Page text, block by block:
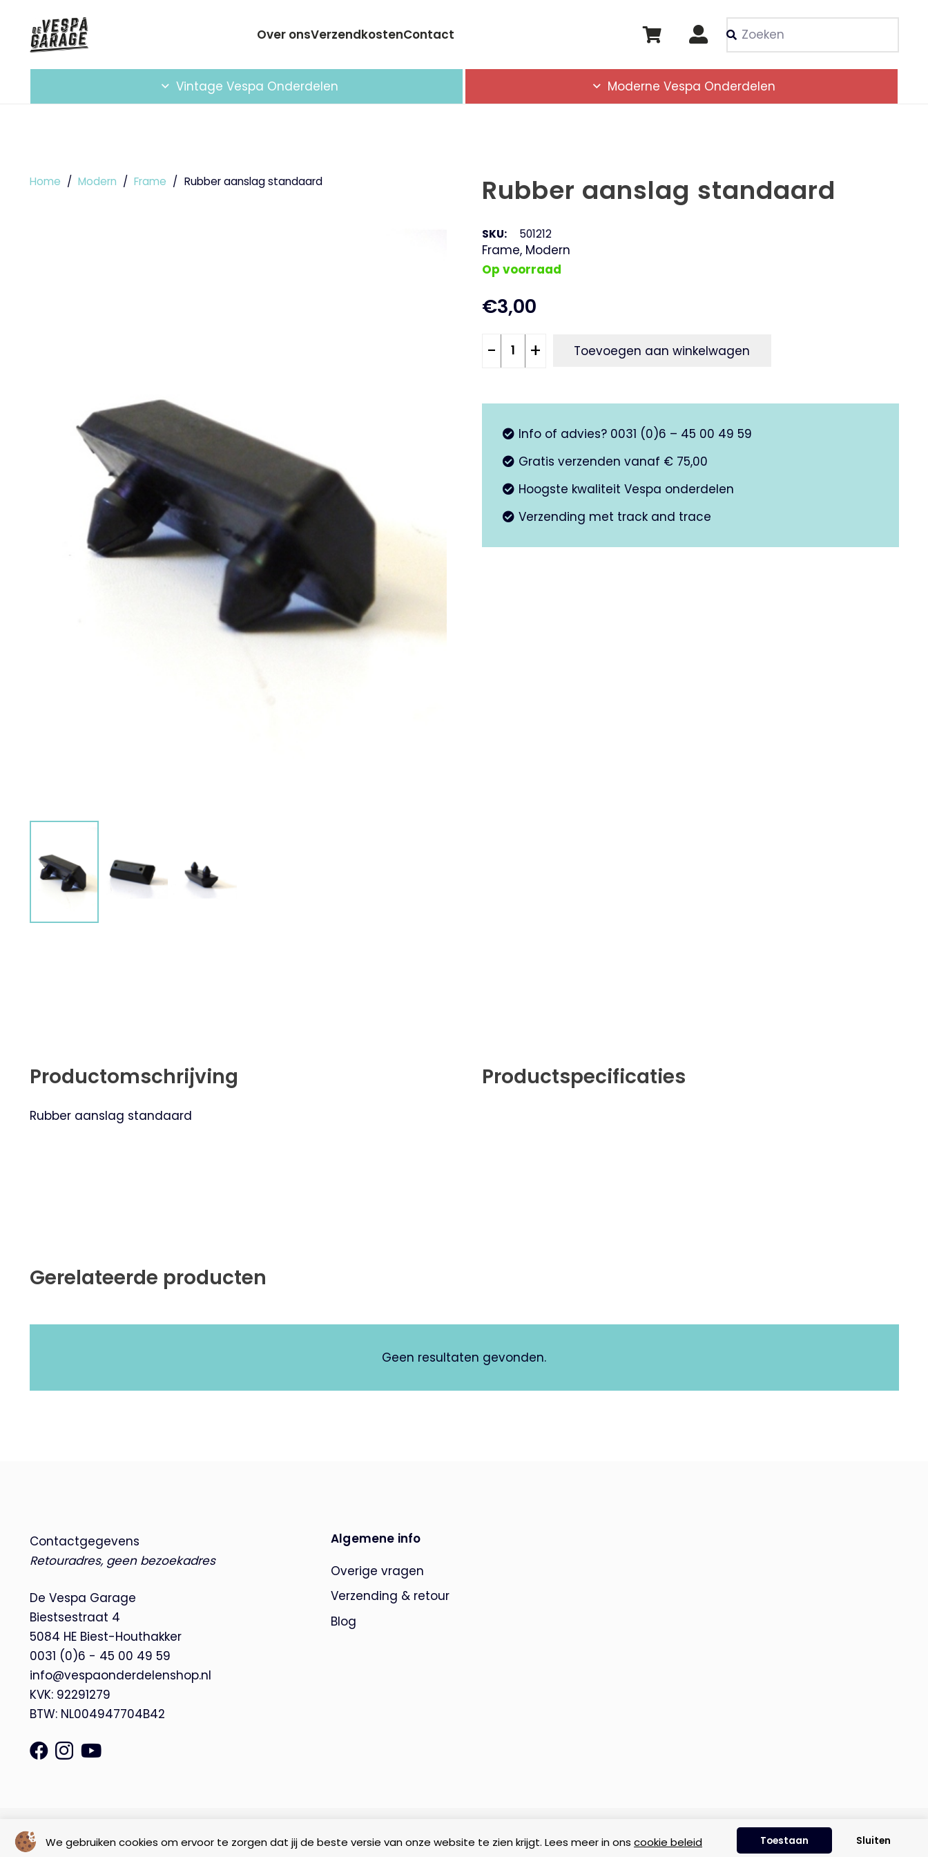
We gebruiken cookies om ervoor te zorgen dat jij de beste versie van onze website te zien krijgt. Lees meer in ons cookie beleid Toestaan Sluiten
Over onsVerzendkostenContact
Als de resultaten voor
Vintage Vespa Onderdelen Moderne Vespa Onderdelen
Home / Modern / Frame / Rubber aanslag standaard Rubber aanslag standaard
SKU: 501212
Frame, Modern
Op voorraad
€3,00
Rubber
aantal
- + Toevoegen aan winkelwagen
Info of advies? 0031 (0)6 – 45 00 49 59
Gratis verzenden vanaf € 75,00
Hoogste kwaliteit Vespa onderdelen
Verzending met track and trace
Productomschrijving
Rubber aanslag standaard
Productspecificaties
Gerelateerde producten
Geen resultaten gevonden.
Contactgegevens
Retouradres, geen bezoekadres
De Vespa Garage
Biestsestraat 4
5084 HE Biest-Houthakker
0031 (0)6 - 45 00 49 59
info@vespaonderdelenshop.nl
KVK: 92291279
BTW: NL004947704B42
Algemene info
Overige vragen
Verzending & retour
Blog
© Copyright 2026 – De Vespa Garage | Privacyverklaring Cookie beleid